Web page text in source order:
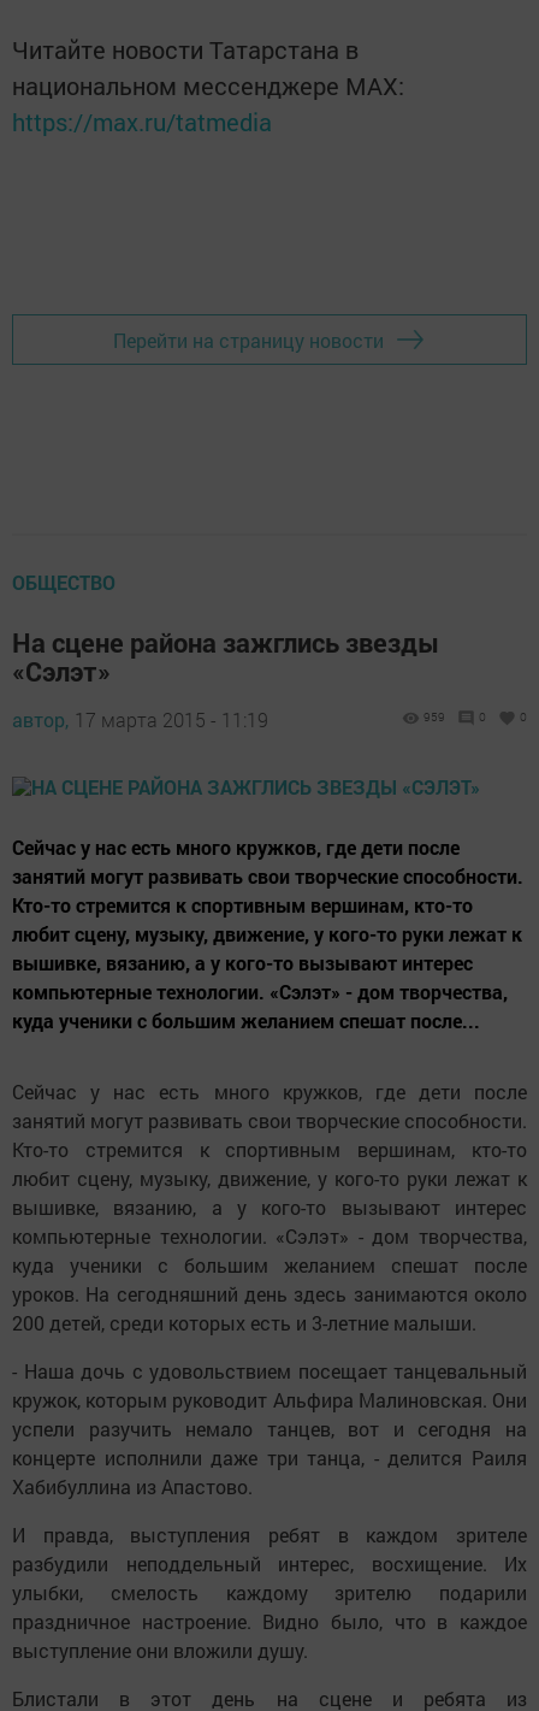
Читайте новости Татарстана в
национальном мессенджере MАХ:
https://max.ru/tatmedia
Перейти на страницу новости
ОБЩЕСТВО
На сцене района зажглись звезды
«Сэлэт»
автор, 17 марта 2015 - 11:19 959 0 0
Сейчас у нас есть много кружков, где дети после
занятий могут развивать свои творческие способности.
Кто-то стремится к спортивным вершинам, кто-то
любит сцену, музыку, движение, у кого-то руки лежат к
вышивке, вязанию, а у кого-то вызывают интерес
компьютерные технологии. «Сэлэт» - дом творчества,
куда ученики с большим желанием спешат после...
Сейчас у нас есть много кружков, где дети после
занятий могут развивать свои творческие способности.
Кто-то стремится к спортивным вершинам, кто-то
любит сцену, музыку, движение, у кого-то руки лежат к
вышивке, вязанию, а у кого-то вызывают интерес
компьютерные технологии. «Сэлэт» - дом творчества,
куда ученики с большим желанием спешат после
уроков. На сегодняшний день здесь занимаются около
200 детей, среди которых есть и 3-летние малыши.
- Наша дочь с удовольствием посещает танцевальный
кружок, которым руководит Альфира Малиновская. Они
успели разучить немало танцев, вот и сегодня на
концерте исполнили даже три танца, - делится Раиля
Хабибуллина из Апастово.
И правда, выступления ребят в каждом зрителе
разбудили неподдельный интерес, восхищение. Их
улыбки, смелость каждому зрителю подарили
праздничное настроение. Видно было, что в каждое
выступление они вложили душу.
Блистали в этот день на сцене и ребята из